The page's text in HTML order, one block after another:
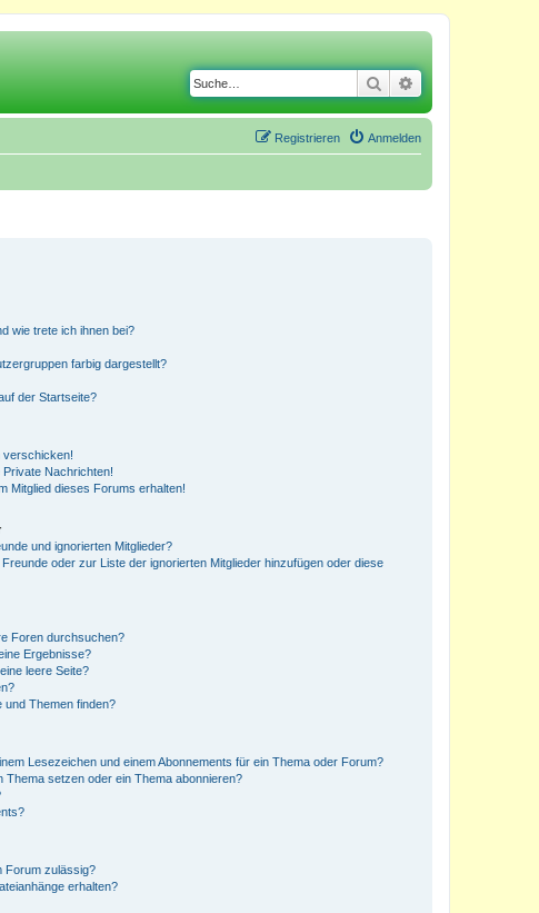
Suche
Anmelden
Registrieren
wie trete ich ihnen bei?
farbig dargestellt?
der Startseite?
verschicken!
Nachrichten!
Mitglied dieses Forums erhalten!
und ignorierten Mitglieder?
oder zur Liste der ignorierten Mitglieder hinzufügen oder diese
Foren durchsuchen?
Ergebnisse?
leere Seite?
und Themen finden?
Lesezeichen und einem Abonnements für ein Thema oder Forum?
Thema setzen oder ein Thema abonnieren?
Forum zulässig?
erhalten?